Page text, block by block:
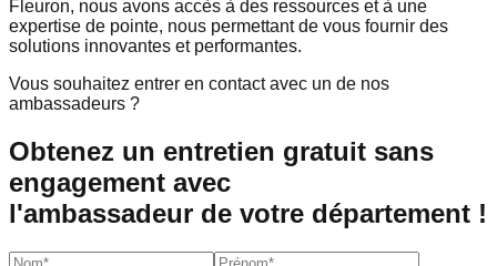
Fleuron, nous avons accès à des ressources et à une
expertise de pointe, nous permettant de vous fournir des
solutions innovantes et performantes.
Vous souhaitez entrer en contact avec un de nos
ambassadeurs ?
Obtenez un entretien gratuit sans
engagement avec
l'ambassadeur de votre département !